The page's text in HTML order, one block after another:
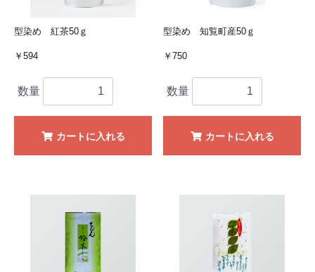
型染め 紅茶50ｇ
￥594
数量
カートに入れる
型染め 知覧町産50ｇ
￥750
数量
カートに入れる